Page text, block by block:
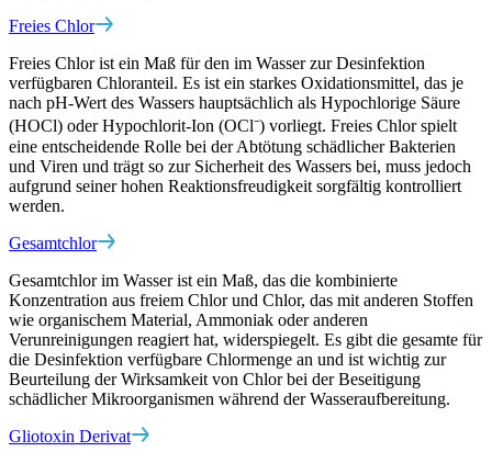
Freies Chlor
Freies Chlor ist ein Maß für den im Wasser zur Desinfektion
verfügbaren Chloranteil. Es ist ein starkes Oxidationsmittel, das je
nach pH-Wert des Wassers hauptsächlich als Hypochlorige Säure
(HOCl) oder Hypochlorit-Ion (OCl⁻) vorliegt. Freies Chlor spielt
eine entscheidende Rolle bei der Abtötung schädlicher Bakterien
und Viren und trägt so zur Sicherheit des Wassers bei, muss jedoch
aufgrund seiner hohen Reaktionsfreudigkeit sorgfältig kontrolliert
werden.
Gesamtchlor
Gesamtchlor im Wasser ist ein Maß, das die kombinierte
Konzentration aus freiem Chlor und Chlor, das mit anderen Stoffen
wie organischem Material, Ammoniak oder anderen
Verunreinigungen reagiert hat, widerspiegelt. Es gibt die gesamte für
die Desinfektion verfügbare Chlormenge an und ist wichtig zur
Beurteilung der Wirksamkeit von Chlor bei der Beseitigung
schädlicher Mikroorganismen während der Wasseraufbereitung.
Gliotoxin Derivat